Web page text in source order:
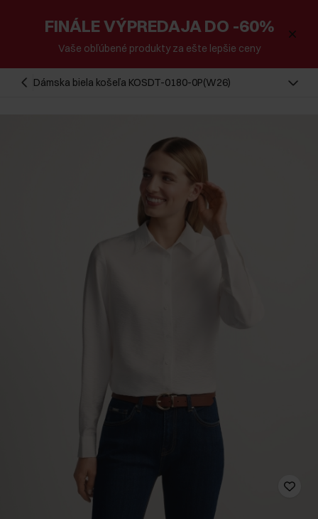
FINÁLE VÝPREDAJA DO -60%
Vaše obľúbené produkty za ešte lepšie ceny
Dámska biela košeľa KOSDT-0180-0P(W26)